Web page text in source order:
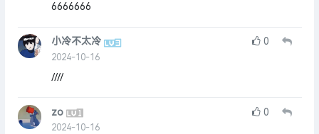
6666666
小冷不太冷
2024-10-16
0
////
zo
2024-10-16
0